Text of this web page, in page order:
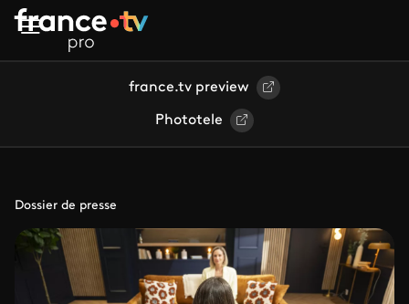
Aller au contenu principal
france.tv preview
Phototele
Dossier de presse